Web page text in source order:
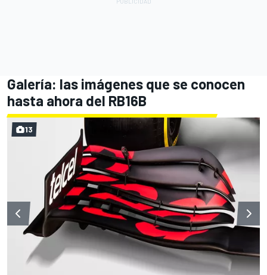
Galería: las imágenes que se conocen
hasta ahora del RB16B
13